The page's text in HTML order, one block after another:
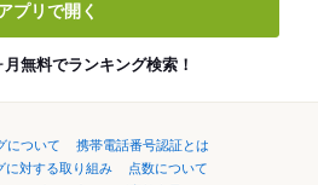
プリで開く
無料でランキング検索！
について
携帯電話番号認証とは
に対する取り組み
点数について